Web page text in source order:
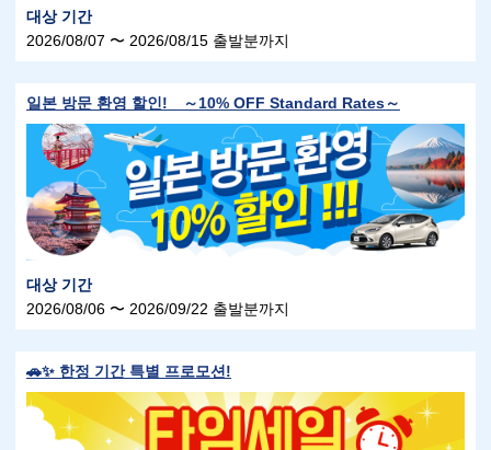
대상 기간
2026/08/07 〜 2026/08/15 출발분까지
일본 방문 환영 할인! ～10% OFF Standard Rates～
대상 기간
2026/08/06 〜 2026/09/22 출발분까지
🚗✨ 한정 기간 특별 프로모션!